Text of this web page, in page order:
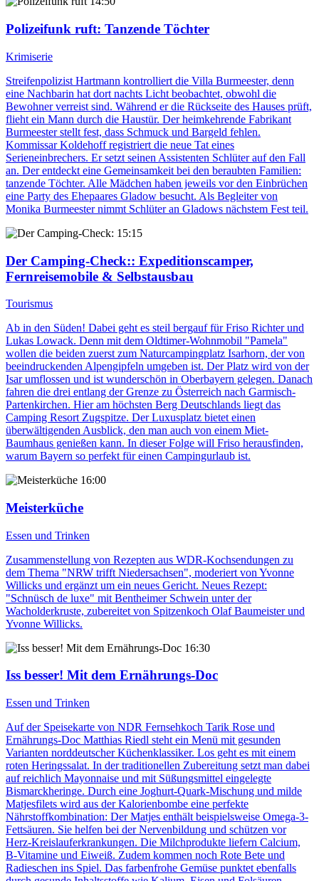
Polizeifunk ruft: Tanzende Töchter
Krimiserie
Streifenpolizist Hartmann kontrolliert die Villa Burmeester, denn
eine Nachbarin hat dort nachts Licht beobachtet, obwohl die
Bewohner verreist sind. Während er die Rückseite des Hauses prüft,
flieht ein Mann durch die Haustür. Der heimkehrende Fabrikant
Burmeester stellt fest, dass Schmuck und Bargeld fehlen.
Kommissar Koldehoff registriert die neue Tat eines
Serieneinbrechers. Er setzt seinen Assistenten Schlüter auf den Fall
an. Der entdeckt eine Gemeinsamkeit bei den beraubten Familien:
tanzende Töchter. Alle Mädchen haben jeweils vor den Einbrüchen
eine Party des Ehepaares Gladow besucht. Als Begleiter von
Monika Burmeester nimmt Schlüter an Gladows nächstem Fest teil.
15:15
Der Camping-Check:: Expeditionscamper,
Fernreisemobile & Selbstausbau
Tourismus
Ab in den Süden! Dabei geht es steil bergauf für Friso Richter und
Lukas Lowack. Denn mit dem Oldtimer-Wohnmobil "Pamela"
wollen die beiden zuerst zum Naturcampingplatz Isarhorn, der von
beeindruckenden Alpengipfeln umgeben ist. Der Platz wird von der
Isar umflossen und ist wunderschön in Oberbayern gelegen. Danach
fahren die drei entlang der Grenze zu Österreich nach Garmisch-
Partenkirchen. Hier am höchsten Berg Deutschlands liegt das
Camping Resort Zugspitze. Der Luxusplatz bietet einen
überwältigenden Ausblick, den man auch von einem Miet-
Baumhaus genießen kann. In dieser Folge will Friso herausfinden,
warum Bayern so perfekt für einen Campingurlaub ist.
16:00
Meisterküche
Essen und Trinken
Zusammenstellung von Rezepten aus WDR-Kochsendungen zu
dem Thema "NRW trifft Niedersachsen", moderiert von Yvonne
Willicks und ergänzt um ein neues Gericht. Neues Rezept:
"Schnüsch de luxe" mit Bentheimer Schwein unter der
Wacholderkruste, zubereitet von Spitzenkoch Olaf Baumeister und
Yvonne Willicks.
16:30
Iss besser! Mit dem Ernährungs-Doc
Essen und Trinken
Auf der Speisekarte von NDR Fernsehkoch Tarik Rose und
Ernährungs-Doc Matthias Riedl steht ein Menü mit gesunden
Varianten norddeutscher Küchenklassiker. Los geht es mit einem
roten Heringssalat. In der traditionellen Zubereitung setzt man dabei
auf reichlich Mayonnaise und mit Süßungsmittel eingelegte
Bismarckheringe. Durch eine Joghurt-Quark-Mischung und milde
Matjesfilets wird aus der Kalorienbombe eine perfekte
Nährstoffkombination: Der Matjes enthält beispielsweise Omega-3-
Fettsäuren. Sie helfen bei der Nervenbildung und schützen vor
Herz-Kreislauferkrankungen. Die Milchprodukte liefern Calcium,
B-Vitamine und Eiweiß. Zudem kommen noch Rote Bete und
Radieschen ins Spiel. Das farbenfrohe Gemüse punktet ebenfalls